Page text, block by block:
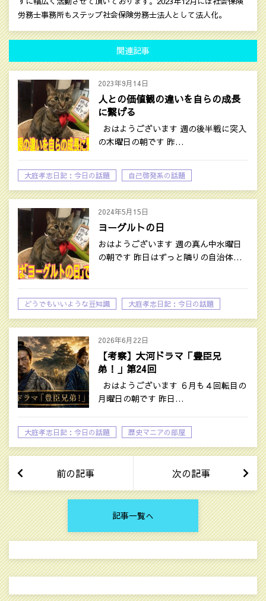
労務士事務所もステップ社会保険労務士法人として法人化。
関連記事
2023年9月14日
人との価値観の違いを自らの成長
に繋げる
おはようございます 週の後半戦に突入
の木曜日の朝です 昨…
大庭孝志日記：今日の話題 自己啓発系の話題
2024年5月15日
ヨーグルトの日
おはようございます 週の真ん中水曜日
の朝です 昨日はずっと隣りの自治体…
どうでもいいような豆知識 大庭孝志日記：今日の話題
2026年6月22日
【考察】大河ドラマ「豊臣兄
弟！」第24回
おはようございます ６月も４回転目の
月曜日の朝です 昨日…
大庭孝志日記：今日の話題 歴史マニアの部屋
前の記事 次の記事
記事一覧へ